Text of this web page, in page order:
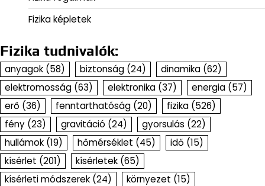
Fizika képletek
Fizika tudnivalók:
anyagok (58) biztonság (24) dinamika (62)
elektromosság (63) elektronika (37) energia (57)
erő (36) fenntarthatóság (20) fizika (526)
fény (23) gravitáció (24) gyorsulás (22)
hullámok (19) hőmérséklet (45) idő (15)
kísérlet (201) kísérletek (65)
kísérleti módszerek (24) környezet (15)